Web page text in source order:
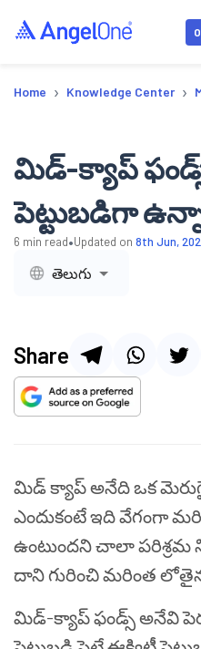
Home › Knowledge Center ›
మిడ్-క్యాప్
పెట్టుబడిగా
6 min read•Updated on 8th Jun,
తెలుగు
Share
మిడ్ క్యాప్ అనేది ఒక
ఎందుకంటే ఇది వేగంగా
ఉంటుందని చాలా పరిశ్రమ
దాని గురించి మరింత
మిడ్-క్యాప్ ఫండ్స్ అనేవి